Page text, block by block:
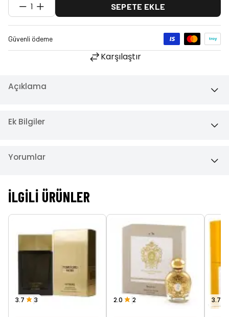
1 SEPETE EKLE
Karşılaştır
Açıklama
Ek Bilgiler
Yorumlar
İLGILI ÜRÜNLER
3.7 3 2.0 2 3.7